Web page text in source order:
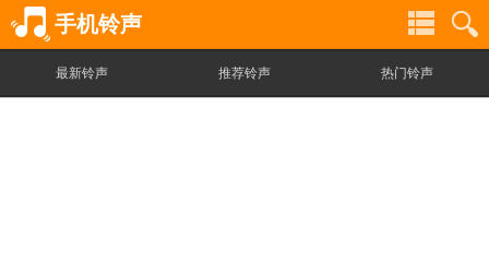
手机铃声
最新铃声 推荐铃声 热门铃声